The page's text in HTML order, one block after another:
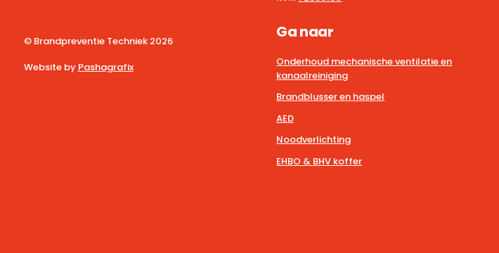
© Brandpreventie Techniek 2026
Website by Pashagrafix
Ga naar
Onderhoud mechanische ventilatie en
kanaalreiniging
Brandblusser en haspel
AED
Noodverlichting
EHBO & BHV koffer